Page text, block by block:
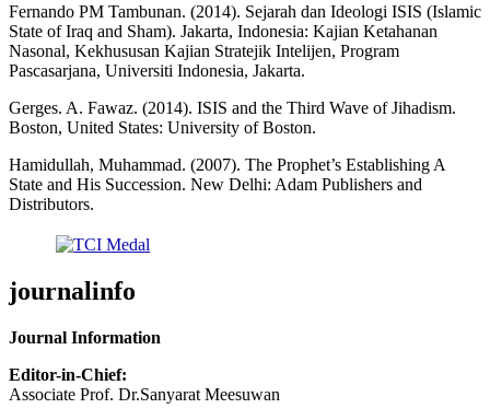
Fernando PM Tambunan. (2014). Sejarah dan Ideologi ISIS (Islamic
State of Iraq and Sham). Jakarta, Indonesia: Kajian Ketahanan
Nasonal, Kekhususan Kajian Stratejik Intelijen, Program
Pascasarjana, Universiti Indonesia, Jakarta.
Gerges. A. Fawaz. (2014). ISIS and the Third Wave of Jihadism.
Boston, United States: University of Boston.
Hamidullah, Muhammad. (2007). The Prophet’s Establishing A
State and His Succession. New Delhi: Adam Publishers and
Distributors.
journalinfo
Journal Information
Editor-in-Chief:
Associate Prof. Dr.Sanyarat Meesuwan